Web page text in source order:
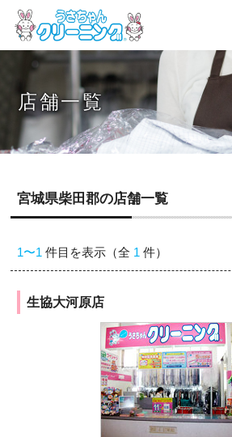
店舗一覧
宮城県柴田郡の店舗一覧
1〜1 件目を表示（全 1 件）
生協大河原店